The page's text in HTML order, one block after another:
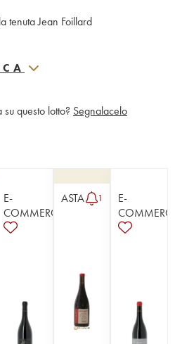
tenuta Jean Foillard
questo lotto? Segnalacelo
E-
COMMERCE
ASTA 1
E-
COMMERCE